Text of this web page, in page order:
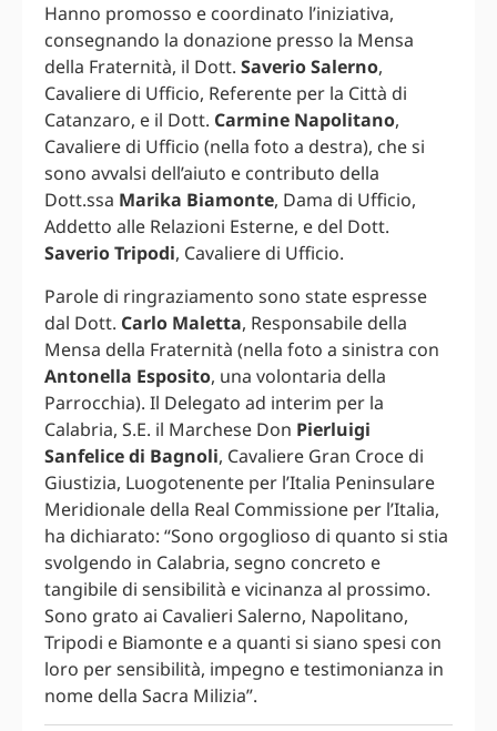
Hanno promosso e coordinato l’iniziativa,
consegnando la donazione presso la Mensa
della Fraternità, il Dott. Saverio Salerno,
Cavaliere di Ufficio, Referente per la Città di
Catanzaro, e il Dott. Carmine Napolitano,
Cavaliere di Ufficio (nella foto a destra), che si
sono avvalsi dell’aiuto e contributo della
Dott.ssa Marika Biamonte, Dama di Ufficio,
Addetto alle Relazioni Esterne, e del Dott.
Saverio Tripodi, Cavaliere di Ufficio.
Parole di ringraziamento sono state espresse
dal Dott. Carlo Maletta, Responsabile della
Mensa della Fraternità (nella foto a sinistra con
Antonella Esposito, una volontaria della
Parrocchia). Il Delegato ad interim per la
Calabria, S.E. il Marchese Don Pierluigi
Sanfelice di Bagnoli, Cavaliere Gran Croce di
Giustizia, Luogotenente per l’Italia Peninsulare
Meridionale della Real Commissione per l’Italia,
ha dichiarato: “Sono orgoglioso di quanto si stia
svolgendo in Calabria, segno concreto e
tangibile di sensibilità e vicinanza al prossimo.
Sono grato ai Cavalieri Salerno, Napolitano,
Tripodi e Biamonte e a quanti si siano spesi con
loro per sensibilità, impegno e testimonianza in
nome della Sacra Milizia”.